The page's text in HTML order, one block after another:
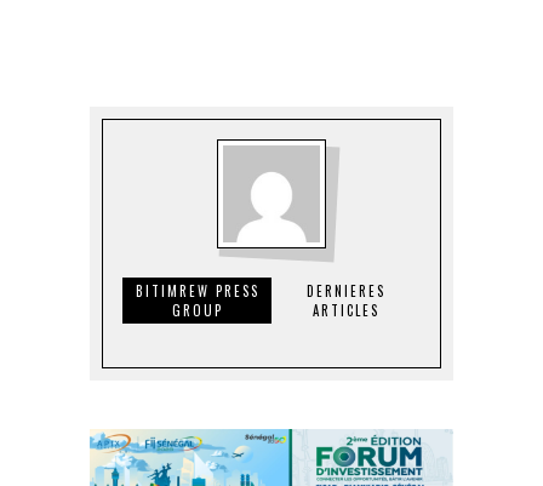
BITIMREW PRESS
GROUP
DERNIERES
ARTICLES